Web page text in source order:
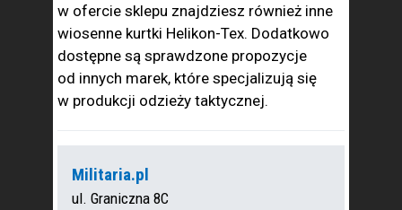
w ofercie sklepu znajdziesz również inne
wiosenne kurtki Helikon-Tex. Dodatkowo
dostępne są sprawdzone propozycje
od innych marek, które specjalizują się
w produkcji odzieży taktycznej.
Militaria.pl
ul. Graniczna 8C